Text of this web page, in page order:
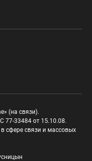
(на связи).
77-33484 от 15.10.08.
сфере связи и массовых